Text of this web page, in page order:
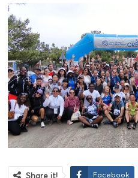
Share it! Facebook